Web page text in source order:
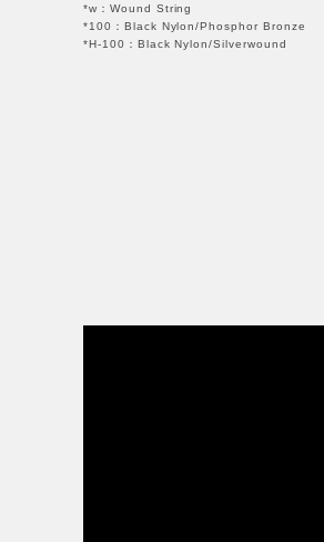
*w：Wound String
*100：Black Nylon/Phosphor Bronze
*H-100：Black Nylon/Silverwound